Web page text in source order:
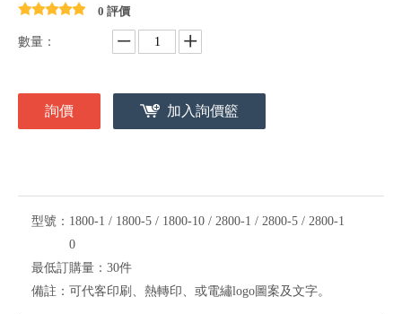
0 評價
數量：
詢價 加入詢價籃
型號： 1800-1 / 1800-5 / 1800-10 / 2800-1 / 2800-5 / 2800-1
0
最低訂購量： 30件
備註： 可代客印刷、熱轉印、或電繡logo圖案及文字。